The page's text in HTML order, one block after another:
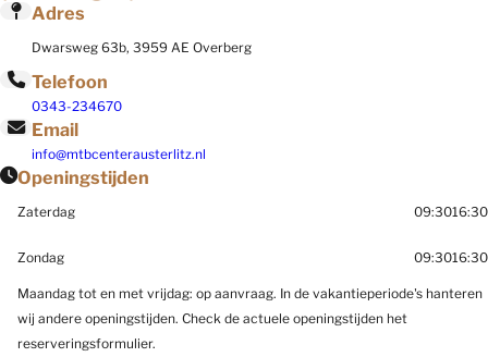
Adres
Dwarsweg 63b, 3959 AE Overberg
Telefoon
0343-234670
Email
info@mtbcenterausterlitz.nl
Openingstijden
Zaterdag 09:3016:30
Zondag 09:3016:30
Maandag tot en met vrijdag: op aanvraag. In de vakantieperiode's hanteren
wij andere openingstijden. Check de actuele openingstijden het
reserveringsformulier.